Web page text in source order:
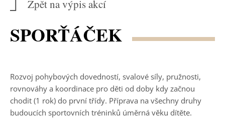
Zpět na výpis akcí
SPORŤÁČEK
Rozvoj pohybových dovedností, svalové síly, pružnosti,
rovnováhy a koordinace pro děti od doby kdy začnou
chodit (1 rok) do první třídy. Příprava na všechny druhy
budoucích sportovních tréninků úměrná věku dítěte.